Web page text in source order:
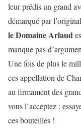
leur prédis un grand
démarqué par
le Domaine Arlaud
manque pas
Une fois de plus le
ces appellation de
au firmament des
vous l’acceptez :
ces bouteilles !